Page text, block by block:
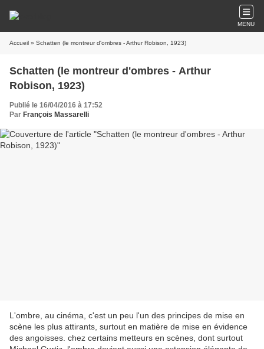
MENU
Accueil » Schatten (le montreur d'ombres - Arthur Robison, 1923)
Schatten (le montreur d'ombres - Arthur
Robison, 1923)
Publié le 16/04/2016 à 17:52
Par François Massarelli
L'ombre, au cinéma, c'est un peu l'un des principes de mise en
scène les plus attirants, surtout en matière de mise en évidence
des angoisses. chez certains metteurs en scènes, dont surtout